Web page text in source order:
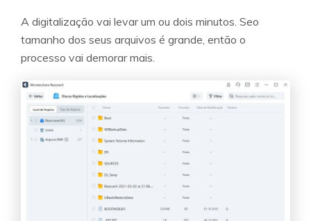
A digitalização vai levar um ou dois minutos. Seo
tamanho dos seus arquivos é grande, então o
processo vai demorar mais.